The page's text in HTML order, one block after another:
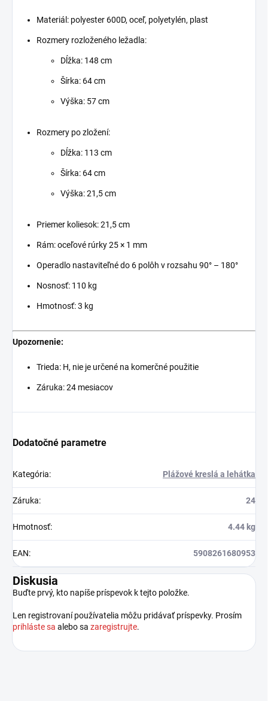
Materiál: polyester 600D, oceľ, polyetylén, plast
Rozmery rozloženého ležadla:
Dĺžka: 148 cm
Šírka: 64 cm
Výška: 57 cm
Rozmery po zložení:
Dĺžka: 113 cm
Šírka: 64 cm
Výška: 21,5 cm
Priemer koliesok: 21,5 cm
Rám: oceľové rúrky 25 × 1 mm
Operadlo nastaviteľné do 6 polôh v rozsahu 90° – 180°
Nosnosť: 110 kg
Hmotnosť: 3 kg
Upozornenie:
Trieda: H, nie je určené na komerčné použitie
Záruka: 24 mesiacov
Dodatočné parametre
Kategória: Plážové kreslá a lehátka
Záruka: 24
Hmotnosť: 4.44 kg
EAN: 5908261680953
Diskusia
Buďte prvý, kto napíše príspevok k tejto položke.
Len registrovaní používatelia môžu pridávať príspevky. Prosím
prihláste sa alebo sa zaregistrujte.